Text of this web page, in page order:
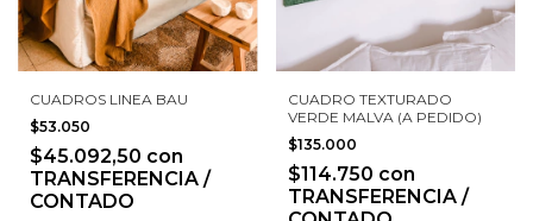
CUADROS LINEA BAU
$53.050
$45.092,50 con
TRANSFERENCIA /
CONTADO
CUADRO TEXTURADO
VERDE MALVA (A PEDIDO)
$135.000
$114.750 con
TRANSFERENCIA /